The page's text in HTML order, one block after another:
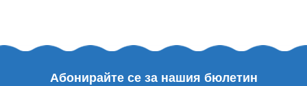
Абонирайте се за нашия бюлетин